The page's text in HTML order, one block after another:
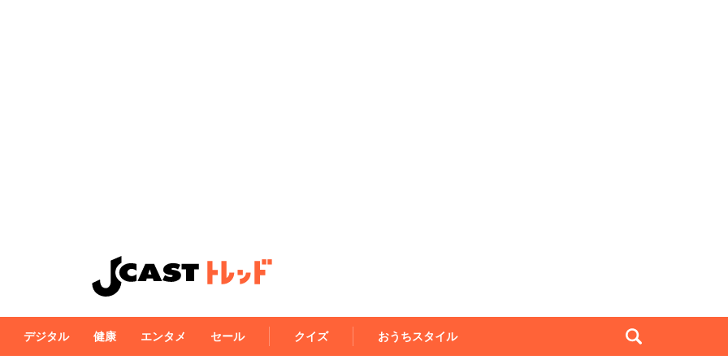
デジタル 健康 エンタメ セール クイズ おうちスタイル